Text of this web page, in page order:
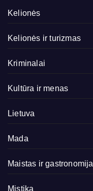
Kelionės
Kelionės ir turizmas
Kriminalai
Kultūra ir menas
Lietuva
Mada
Maistas ir gastronomija
Mistika